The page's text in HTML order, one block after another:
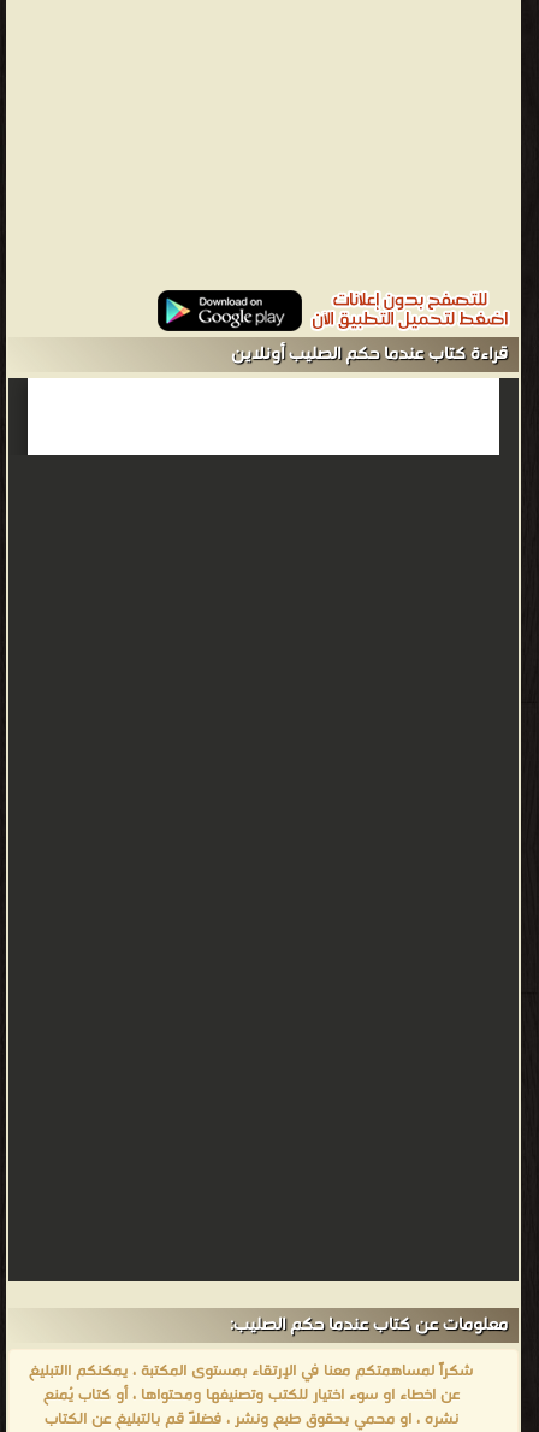
قراءة كتاب عندما حكم الصليب أونلاين
معلومات عن كتاب عندما حكم الصليب:
شكراً لمساهمتكم معنا في الإرتقاء بمستوى المكتبة ، يمكنكم االتبليغ
عن اخطاء او سوء اختيار للكتب وتصنيفها ومحتواها ، أو كتاب يُمنع
نشره ، او محمي بحقوق طبع ونشر ، فضلاً قم بالتبليغ عن الكتاب